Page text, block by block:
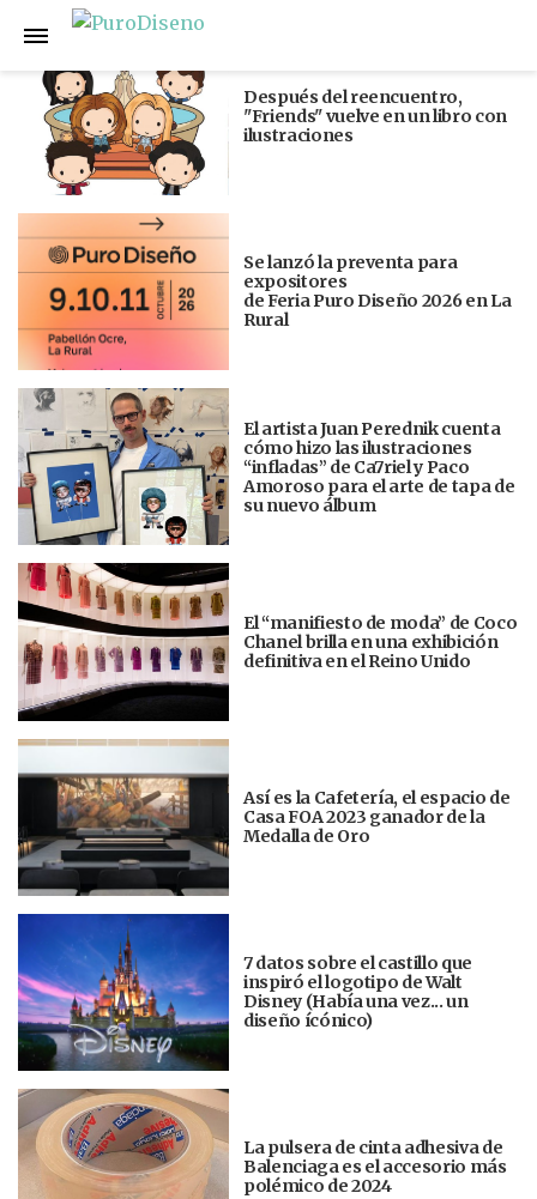
Anterior
Después del reencuentro,
"Friends" vuelve en un libro con
ilustraciones
Se lanzó la preventa para
expositores
de Feria Puro Diseño 2026 en La
Rural
El artista Juan Perednik cuenta
cómo hizo las ilustraciones
“infladas” de Ca7riel y Paco
Amoroso para el arte de tapa de
su nuevo álbum
El “manifiesto de moda” de Coco
Chanel brilla en una exhibición
definitiva en el Reino Unido
Así es la Cafetería, el espacio de
Casa FOA 2023 ganador de la
Medalla de Oro
7 datos sobre el castillo que
inspiró el logotipo de Walt
Disney (Había una vez... un
diseño ícónico)
La pulsera de cinta adhesiva de
Balenciaga es el accesorio más
polémico de 2024
Siguiente